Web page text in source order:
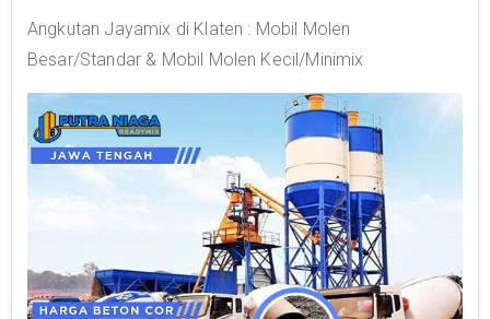
Angkutan Jayamix di Klaten : Mobil Molen
Besar/Standar & Mobil Molen Kecil/Minimix